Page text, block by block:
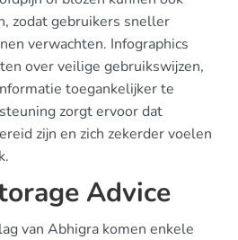
zodat gebruikers sneller
verwachten. Infographics
over veilige gebruikswijzen,
toegankelijker te
zorgt ervoor dat
zijn en zich zekerder voelen
Advice
van Abhigra komen enkele